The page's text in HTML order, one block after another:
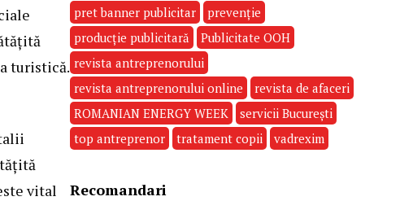
turistică.
vital
pret banner publicitar
prevenție
producție publicitară
Publicitate OOH
revista antreprenorului
revista antreprenorului online
revista de afaceri
ROMANIAN ENERGY WEEK
servicii București
top antreprenor
tratament copii vadrexim
Recomandari